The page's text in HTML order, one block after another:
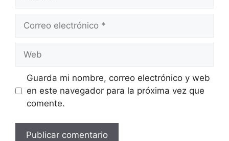
Correo
Web
Guarda mi nombre, correo electrónico y web
en este navegador para la próxima vez que
comente.